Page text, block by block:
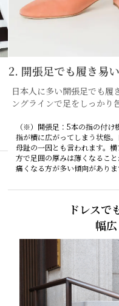
2. 開張足でも履き易
日本人に多い開張足でも履
ングラインで足をしっかり
（※）開張足：5本の指の付
指が横に広がってしまう状態
母趾の一因とも言われます。
方で足囲の厚みは薄くなるこ
痛くなる方が多い傾向がありま
ドレスで
幅